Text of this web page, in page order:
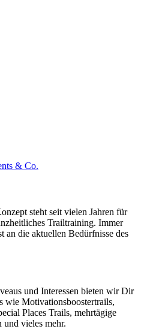
& Co.
steht seit vielen Jahren für
Trailtraining. Immer
an die aktuellen Bedürfnisse des
und Interessen bieten wir Dir
wie Motivationsboostertrails,
Places Trails, mehrtägige
und vieles mehr.